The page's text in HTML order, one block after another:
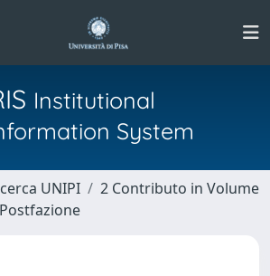
Institutional
System
UNIPI
2 Contributo in Volume